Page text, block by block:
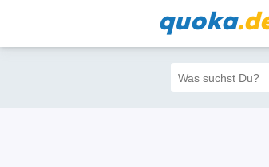
quoka
Filter 2